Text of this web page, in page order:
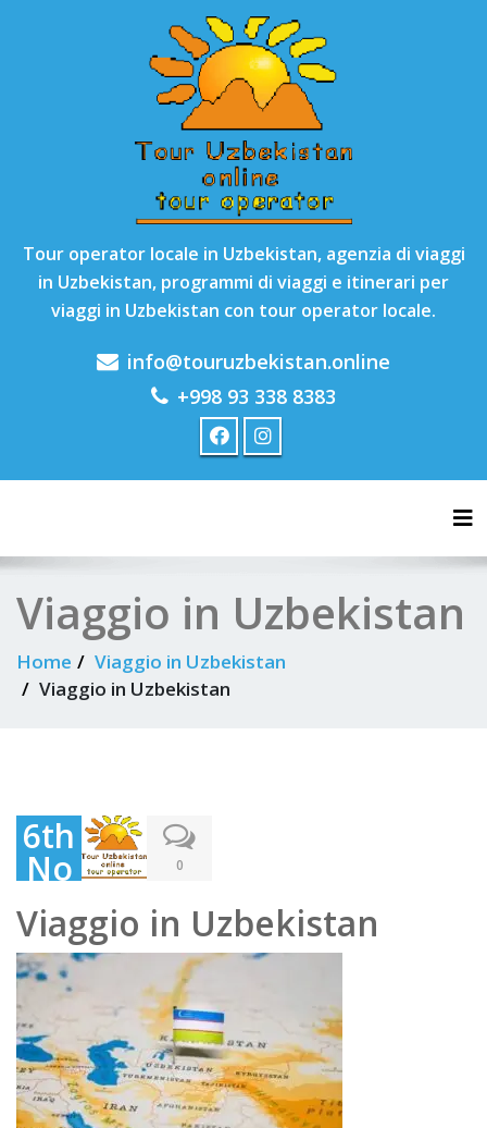
Tour operator locale in Uzbekistan, agenzia di viaggi
in Uzbekistan, programmi di viaggi e itinerari per
viaggi in Uzbekistan con tour operator locale.
info@touruzbekistan.online
+998 93 338 8383
Viaggio in Uzbekistan
Home
Viaggio in Uzbekistan
Viaggio in Uzbekistan
6th
No
ve
mb
er
202
3
0
Viaggio in Uzbekistan